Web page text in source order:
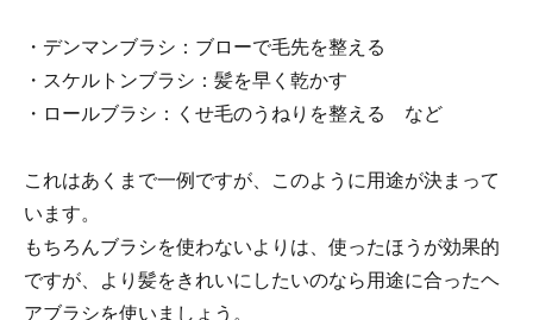
・デンマンブラシ：ブローで毛先を整える
・スケルトンブラシ：髪を早く乾かす
・ロールブラシ：くせ毛のうねりを整える など
これはあくまで一例ですが、このように用途が決まって
います。
もちろんブラシを使わないよりは、使ったほうが効果的
ですが、より髪をきれいにしたいのなら用途に合ったヘ
アブラシを使いましょう。